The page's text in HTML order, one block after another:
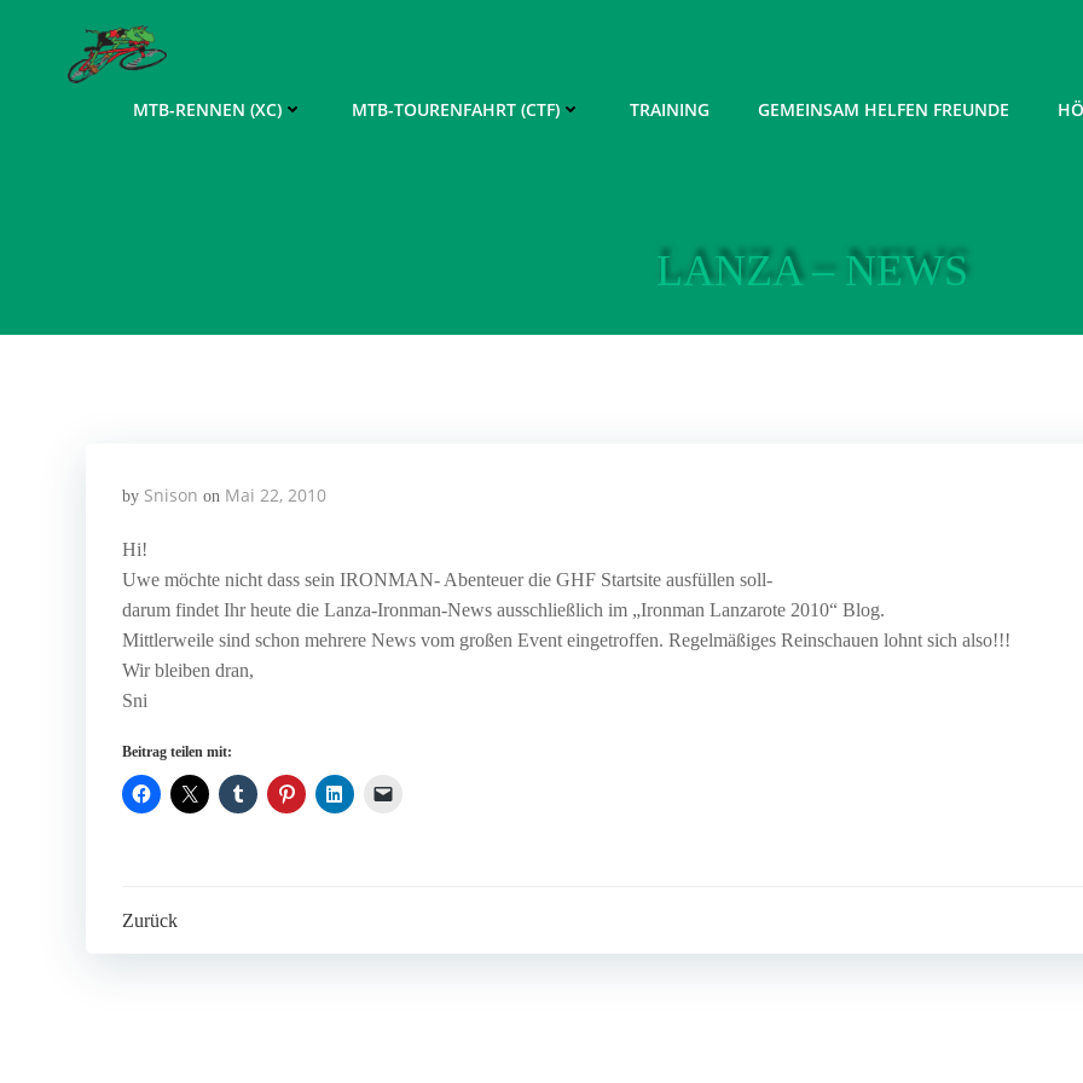
MTB-RENNEN (XC) MTB-TOURENFAHRT (CTF) TRAINING GEMEINSAM HELFEN FREUNDE
LANZA – NEWS
by Snison on Mai 22, 2010
Hi!
Uwe möchte nicht dass sein IRONMAN- Abenteuer die GHF Startsite ausfüllen soll-
darum findet Ihr heute die Lanza-Ironman-News ausschließlich im „Ironman Lanzarote 2010“ Blog.
Mittlerweile sind schon mehrere News vom großen Event eingetroffen. Regelmäßiges Reinschauen lohnt sich also!!!
Wir bleiben dran,
Sni
Beitrag teilen mit:
Post
Zurück